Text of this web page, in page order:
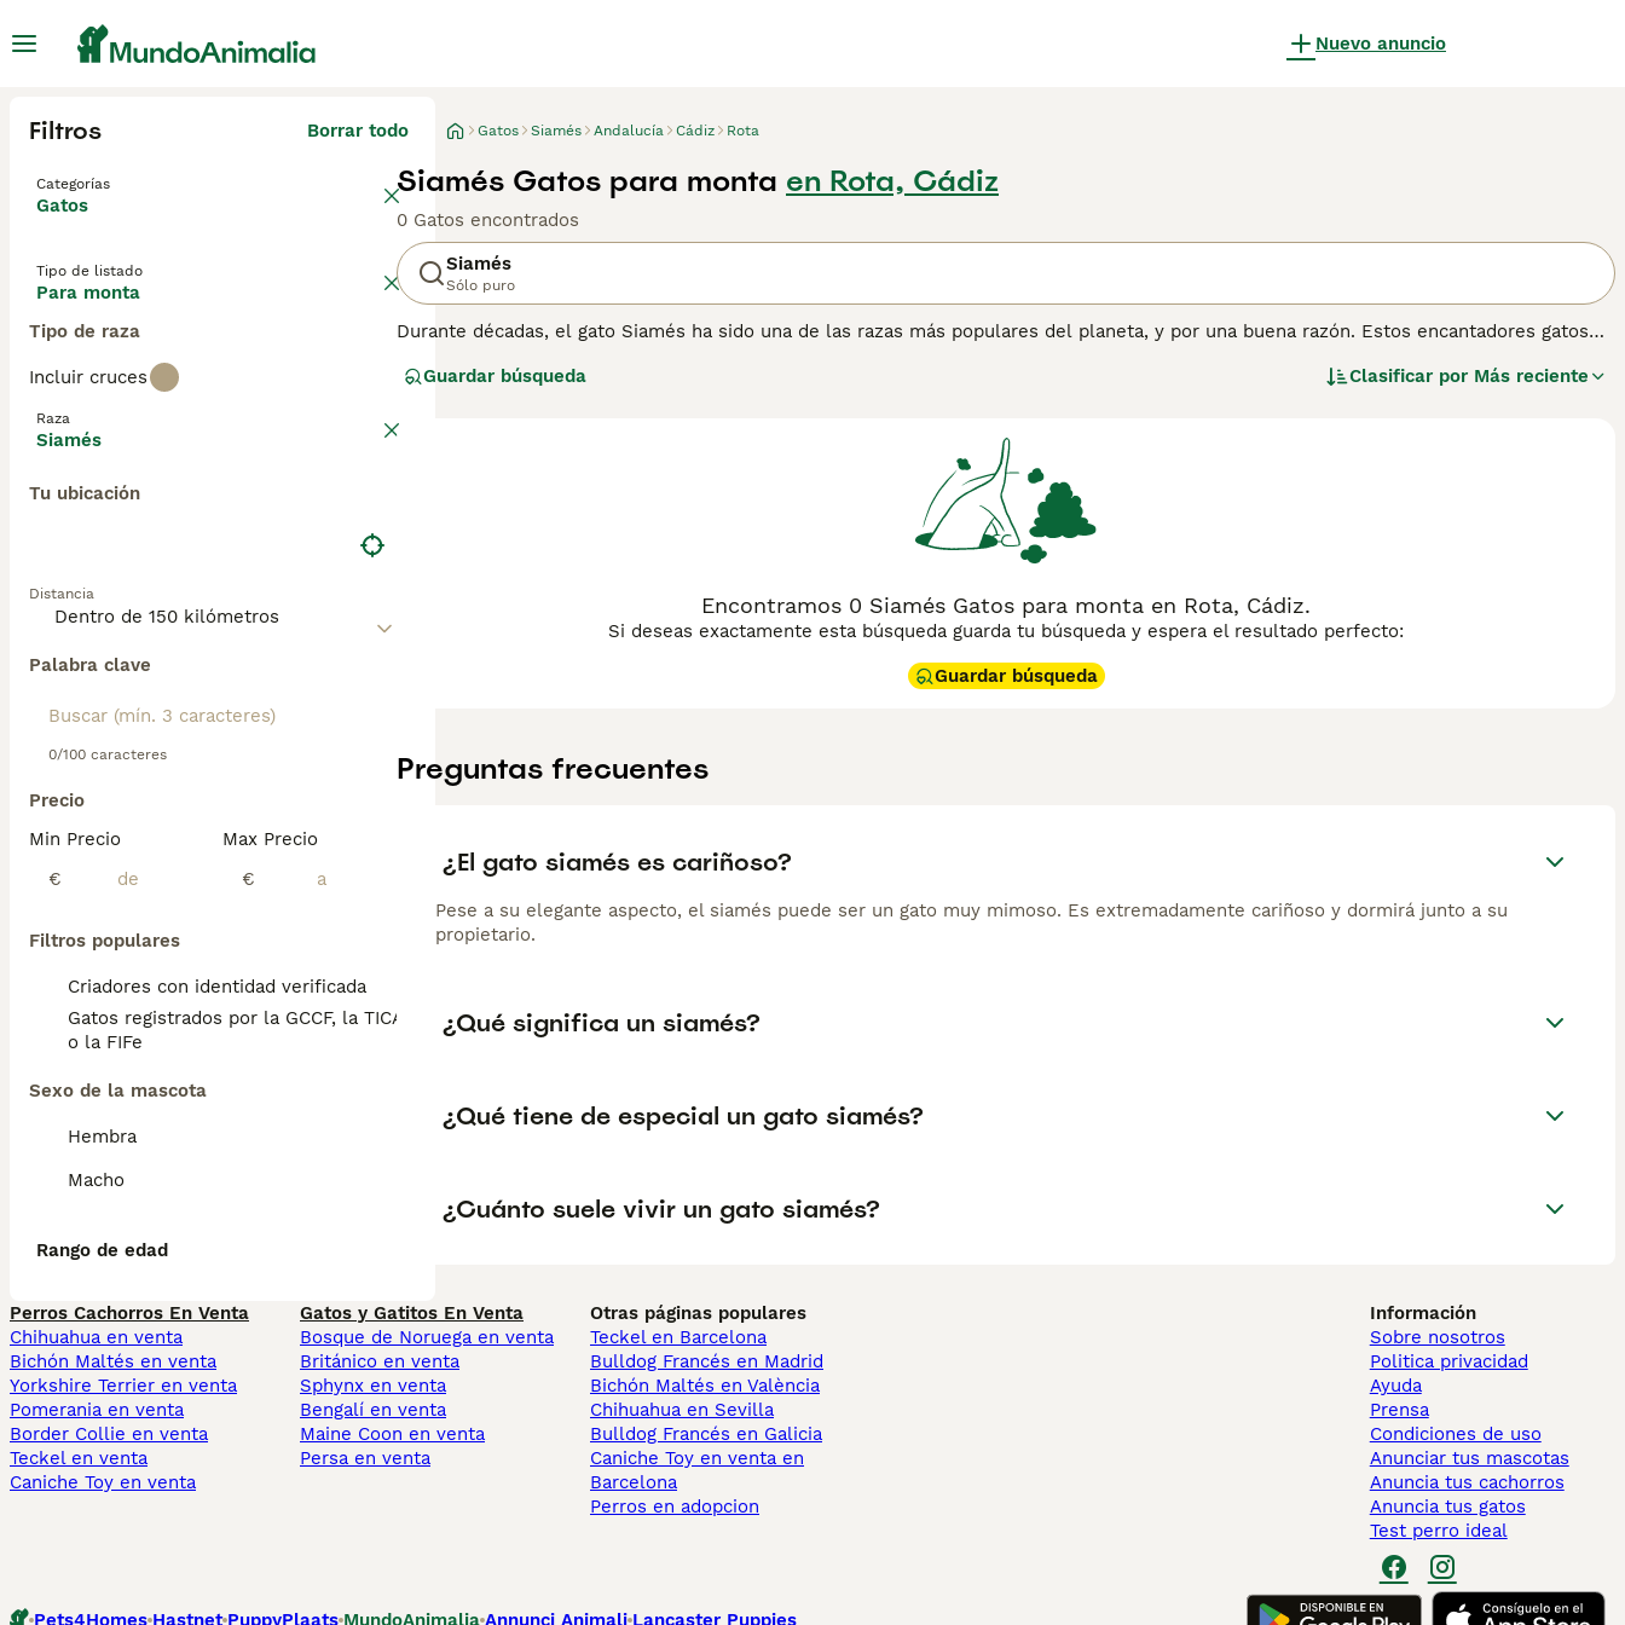
Nuevo anuncio
Filtros Borrar todo
Categorías
Gatos
Tipo de listado
Para monta
Tipo de raza
Incluir cruces
Raza
Siamés
Tu ubicación
Distancia
Palabra clave
0/100 caracteres
Precio
Min Precio
€
Max Precio
€
Filtros populares
Criadores con identidad verificada
Gatos registrados por la GCCF, la TICA
o la FIFe
Sexo de la mascota
Hembra
Macho
Rango de edad
Gatos Siamés Andalucía Cádiz Rota
Siamés Gatos para monta en Rota, Cádiz
0 Gatos encontrados
Siamés
Sólo puro
Durante décadas, el gato Siamés ha sido una de las razas más populares del planeta, y por una buena razón. Estos encantadores gatos
especialmente para las personas que pasan mucho tiempo en casa. El Siamés es conocido por ser uno de los gatos más habladores que
se siente cómodo en compañía humana y no le gusta especialmente que se le deje solo durante largos períodos de tiempo.
para obtener información sobre esta raza de gato.
Guardar búsqueda Clasificar por Más reciente
Encontramos 0 Siamés Gatos para monta en Rota, Cádiz.
Si deseas exactamente esta búsqueda guarda tu búsqueda y espera el resultado perfecto:
Guardar búsqueda
Preguntas frecuentes
¿El gato siamés es cariñoso?
Pese a su elegante aspecto, el siamés puede ser un gato muy mimoso. Es extremadamente cariñoso y dormirá junto a su
propietario.
¿Qué significa un siamés?
¿Qué tiene de especial un gato siamés?
¿Cuánto suele vivir un gato siamés?
Perros Cachorros En Venta
Chihuahua en venta
Bichón Maltés en venta
Yorkshire Terrier en venta
Pomerania en venta
Border Collie en venta
Teckel en venta
Caniche Toy en venta
Gatos y Gatitos En Venta
Bosque de Noruega en venta
Británico en venta
Sphynx en venta
Bengalí en venta
Maine Coon en venta
Persa en venta
Otras páginas populares
Teckel en Barcelona
Bulldog Francés en Madrid
Bichón Maltés en València
Chihuahua en Sevilla
Bulldog Francés en Galicia
Caniche Toy en venta en
Barcelona
Perros en adopcion
Información
Sobre nosotros
Politica privacidad
Ayuda
Prensa
Condiciones de uso
Anunciar tus mascotas
Anuncia tus cachorros
Anuncia tus gatos
Test perro ideal
Pets4Homes Hastnet PuppyPlaats MundoAnimalia Annunci Animali Lancaster Puppies